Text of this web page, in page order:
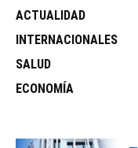
ACTUALIDAD
INTERNACIONALES
SALUD
ECONOMÍA